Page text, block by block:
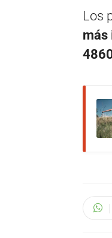
Los
más